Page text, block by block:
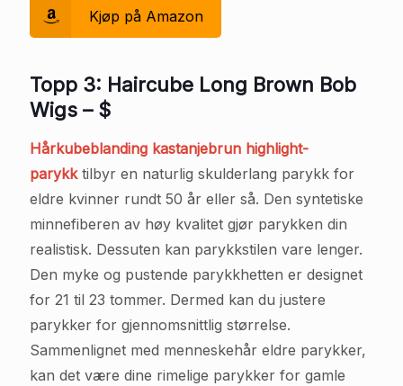
Kjøp på Amazon
Topp 3: Haircube Long Brown Bob
Wigs – $
Hårkubeblanding kastanjebrun highlight-
parykktilbyr en naturlig skulderlang parykk for
eldre kvinner rundt 50 år eller så. Den syntetiske
minnefiberen av høy kvalitet gjør parykken din
realistisk. Dessuten kan parykkstilen vare lenger.
Den myke og pustende parykkhetten er designet
for 21 til 23 tommer. Dermed kan du justere
parykker for gjennomsnittlig størrelse.
Sammenlignet med menneskehår eldre parykker,
kan det være dine rimelige parykker for gamle